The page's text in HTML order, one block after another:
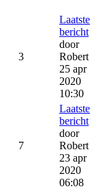
3
Laatste
bericht
door
Robert
25 apr
2020
10:30
7
Laatste
bericht
door
Robert
23 apr
2020
06:08